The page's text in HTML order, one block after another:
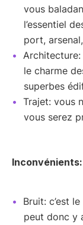
vous
l’essentiel
port,
le charme
superbes
Trajet: vous
vous serez
Inconvénients:
Bruit: c’est
peut donc y